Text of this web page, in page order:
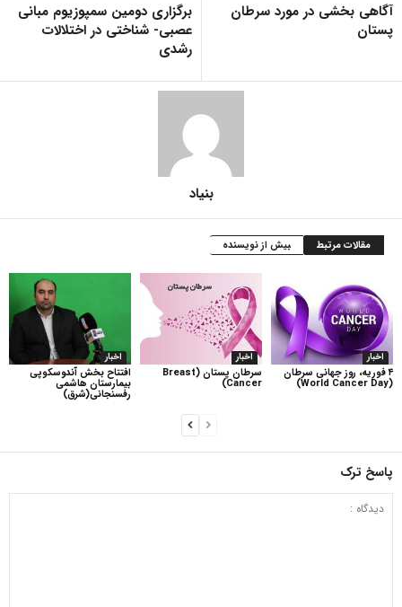
آگاهی ‎بخشی در مورد سرطان
پستان
برگزاری دومین سمپوزیوم مبانی
عصبی- شناختی در اختلالات
رشدی
بنیاد
مقالات مرتبط بیش از نویسنده
اخبار
افتتاح بخش آندوسکوپی
بیمارستان هاشمی
رفسنجانی(شرق)
اخبار
سرطان پستان (Breast
Cancer)
اخبار
۴ فوریه، روز جهانی سرطان
(World Cancer Day)
پاسخ ترک